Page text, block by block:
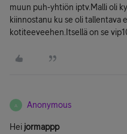
muun puh-yhtiön iptv.Malli oli
kiinnostanu ku se oli tallentava
kotiteeveehen.Itsellä on se
A Anonymous
Hei jormappp